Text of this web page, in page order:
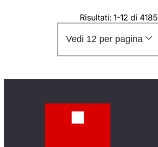
Risultati: 1-12 di 4185
Vedi 12 per pagina